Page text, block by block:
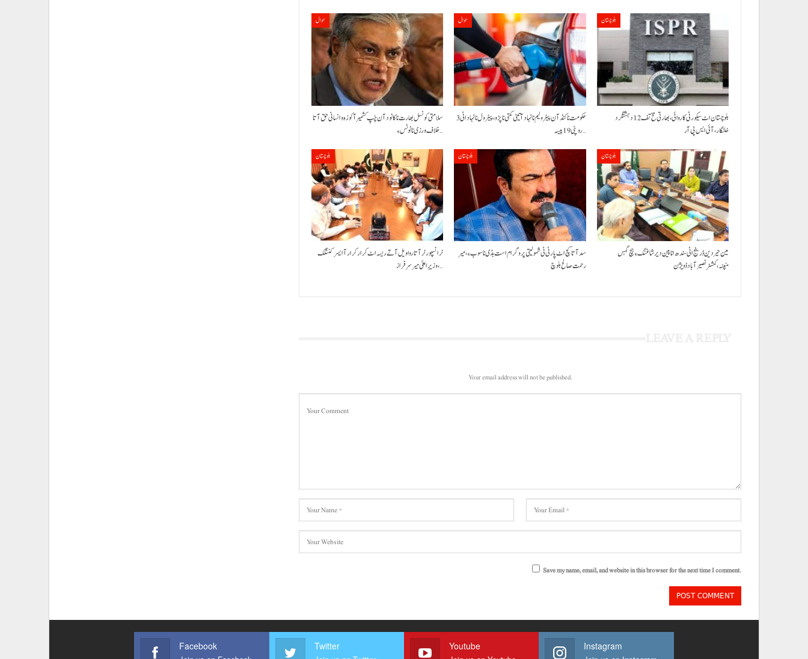
حوال
سلامتی کونسل بھارت نا کانود آن چَپ کشمیر آ کوزہ و انسانی حق آتا
خلاف ورزی نا نوٹس ءِ…
حوال
حکومت نا کنڈ آن پیٹرولیم نا نہاد آتیٹی کمتی نا پڑو،پیٹرول نا نہاد اٹی 3
روپئی 19 پیسہ…
بلوچستان
بلوچستان اٹ سیکورٹی کاروائی، بھارتی مخ تف 12 دہشتگرد
خلنگار،آئی ایس پی آر
بلوچستان
ٹرانسپورٹر آتا روا ویل آتے ریسہ اٹ کرار کرار آ ایسر کننگک
،وزیرِ اعلیٰ میر سرفراز…
بلوچستان
سد آتا کچ اٹ پارٹی ٹی شمولیتی پروگرام است بڈی نا سوب ءِ،میر
رحمت صالح بلوچ
بلوچستان
مین حیردین ڈرینج اٹی سندھ انا پین دیر شاغنگ ءِ ہچ گہس
منپنہ،کمشنر نصیرآباد ڈویژن
Your email address will not be published.
Save my name, email, and website in this browser for the next time I comment.
Facebook Twitter Youtube Instagram